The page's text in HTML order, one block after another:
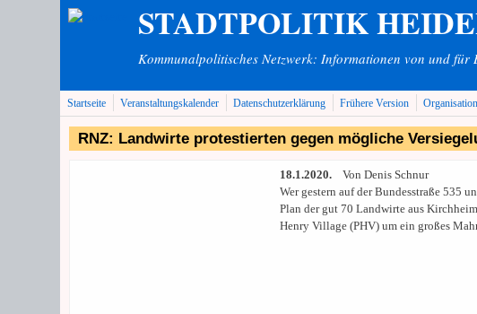
Direkt zum Inhalt STADTPOLITIK
Kommunalpolitisches Netzwerk: Informationen von und
Startseite Veranstaltungskalender Datenschutzerklärung Frühere Version
RNZ: Landwirte protestierten gegen mögliche
18.1.2020. Von Denis Schnur
Wer gestern auf der Bundesstraße 535
Plan der gut 70 Landwirte aus
Henry Village (PHV) um ein großes